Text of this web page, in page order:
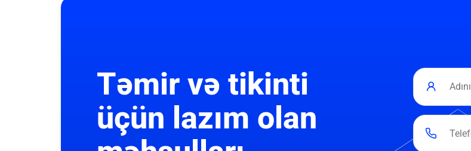
Təmir və tikinti
üçün lazım olan